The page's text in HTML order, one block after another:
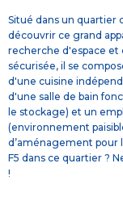
Situé dans un quartier
découvrir ce grand
recherche d'espace et
sécurisée, il se
d'une cuisine
d'une salle de bain
le stockage) et un
(environnement
d’aménagement
F5 dans ce quartier ?
!